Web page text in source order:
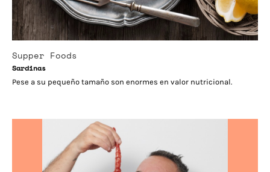
Supper Foods
Sardinas
Pese a su pequeño tamaño son enormes en valor nutricional.